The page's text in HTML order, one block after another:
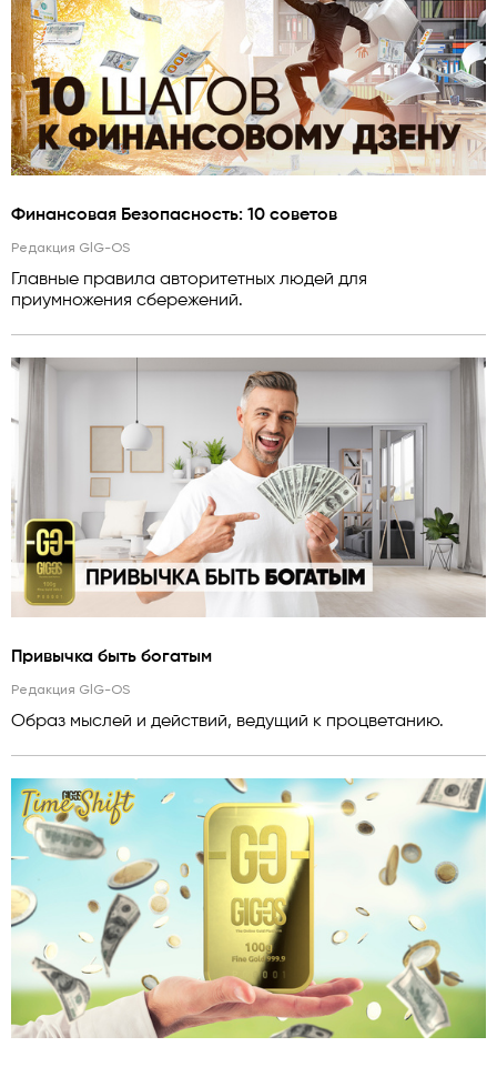
Финансовая Безопасность: 10 советов
Редакция GlG-OS
Главные правила авторитетных людей для
приумножения сбережений.
Привычка быть богатым
Редакция GlG-OS
Образ мыслей и действий, ведущий к процветанию.